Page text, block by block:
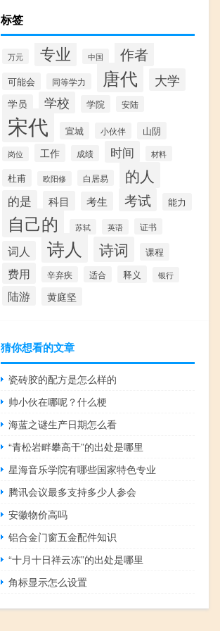
标签
万元 专业 中国 作者
可能会 同等学力 唐代 大学
学员 学校 学院 安陆
宋代 宣城 小伙伴 山阴
岗位 工作 成绩 时间 材料
杜甫 欧阳修 白居易 的人
的是 科目 考生 考试 能力
自己的 苏轼 英语 证书
词人 诗人 诗词 课程
费用 辛弃疾 适合 释义 银行
陆游 黄庭坚
猜你想看的文章
瓷砖胶的配方是怎么样的
帅小伙在哪呢？什么梗
海蓝之谜生产日期怎么看
“青松岩畔攀高干”的出处是哪里
星海音乐学院有哪些国家特色专业
腾讯会议最多支持多少人参会
安徽物价高吗
铝合金门窗五金配件知识
“十月十日祥云冻”的出处是哪里
角标显示怎么设置